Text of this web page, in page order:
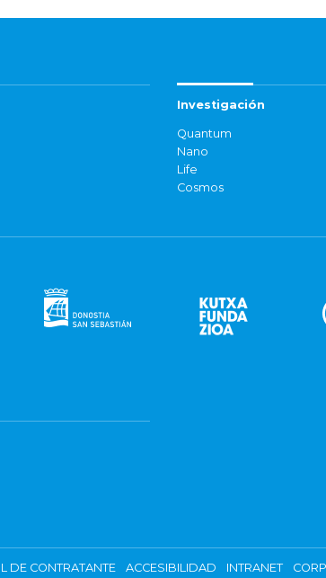
Investigación
Quantum
Nano
Life
Cosmos
DE CONTRATANTE ACCESIBILIDAD INTRANET